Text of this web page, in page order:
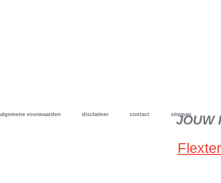
algemene voorwaarden disclaimer contact sitemap
JOUW